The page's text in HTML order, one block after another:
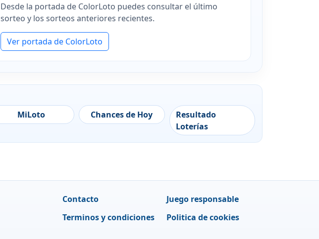
Desde la portada de ColorLoto puedes consultar el último
sorteo y los sorteos anteriores recientes.
Ver portada de ColorLoto
MiLoto Chances de Hoy
Resultado
Loterías
Contacto
Juego responsable
Terminos y condiciones
Politica de cookies